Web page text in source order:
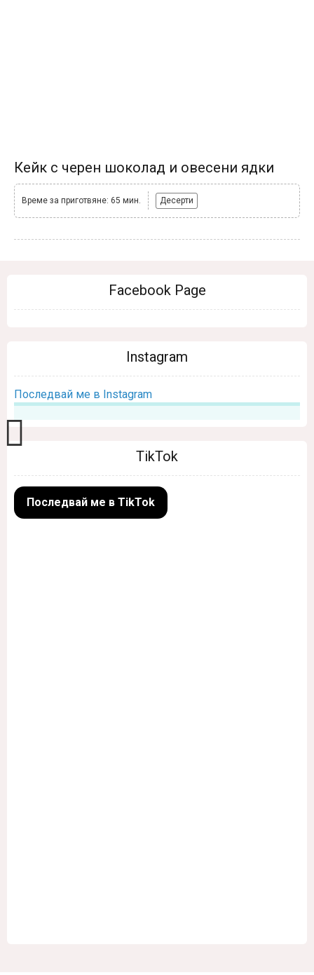
Кейк с черен шоколад и овесени ядки
Време за приготвяне: 65 мин. Десерти
Facebook Page
Instagram
Последвай ме в Instagram
TikTok
Последвай ме в TikTok